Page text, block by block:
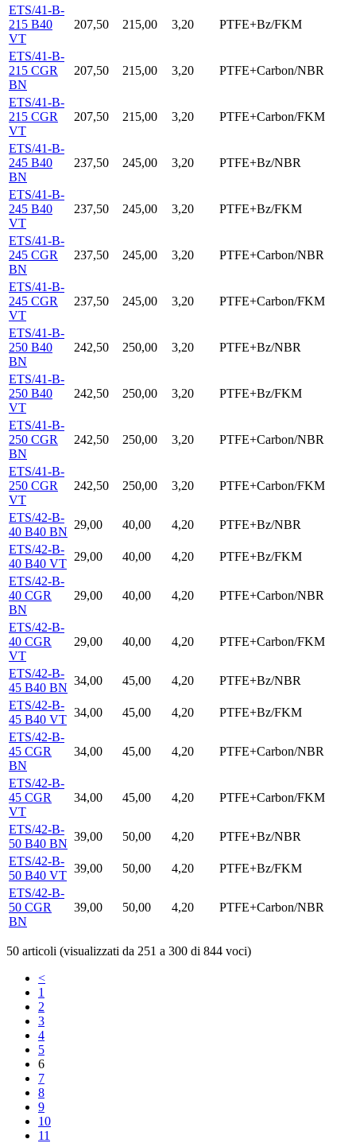
ETS/41-B-
215 B40
VT
207,50 215,00 3,20 PTFE+Bz/FKM
ETS/41-B-
215 CGR
BN
207,50 215,00 3,20 PTFE+Carbon/NBR
ETS/41-B-
215 CGR
VT
207,50 215,00 3,20 PTFE+Carbon/FKM
ETS/41-B-
245 B40
BN
237,50 245,00 3,20 PTFE+Bz/NBR
ETS/41-B-
245 B40
VT
237,50 245,00 3,20 PTFE+Bz/FKM
ETS/41-B-
245 CGR
BN
237,50 245,00 3,20 PTFE+Carbon/NBR
ETS/41-B-
245 CGR
VT
237,50 245,00 3,20 PTFE+Carbon/FKM
ETS/41-B-
250 B40
BN
242,50 250,00 3,20 PTFE+Bz/NBR
ETS/41-B-
250 B40
VT
242,50 250,00 3,20 PTFE+Bz/FKM
ETS/41-B-
250 CGR
BN
242,50 250,00 3,20 PTFE+Carbon/NBR
ETS/41-B-
250 CGR
VT
242,50 250,00 3,20 PTFE+Carbon/FKM
ETS/42-B-
40 B40 BN
29,00 40,00 4,20
PTFE+Bz/NBR
ETS/42-B-
40 B40 VT
29,00 40,00 4,20
PTFE+Bz/FKM
ETS/42-B-
40 CGR
BN
29,00 40,00 4,20 PTFE+Carbon/NBR
ETS/42-B-
40 CGR
VT
29,00 40,00 4,20 PTFE+Carbon/FKM
ETS/42-B-
45 B40 BN
34,00 45,00 4,20
PTFE+Bz/NBR
ETS/42-B-
45 B40 VT
34,00 45,00 4,20
PTFE+Bz/FKM
ETS/42-B-
45 CGR
BN
34,00 45,00 4,20 PTFE+Carbon/NBR
ETS/42-B-
45 CGR
VT
34,00 45,00 4,20 PTFE+Carbon/FKM
ETS/42-B-
50 B40 BN
39,00 50,00 4,20
PTFE+Bz/NBR
ETS/42-B-
50 B40 VT
39,00 50,00 4,20
PTFE+Bz/FKM
ETS/42-B-
50 CGR
BN
39,00 50,00 4,20 PTFE+Carbon/NBR
50 articoli (visualizzati da 251 a 300 di 844 voci)
<
1
2
3
4
5
6
7
8
9
10
11